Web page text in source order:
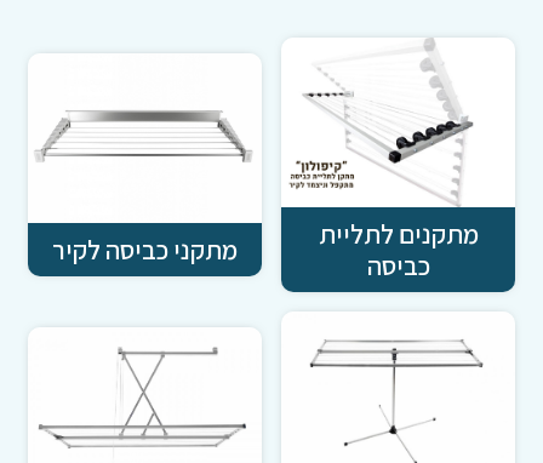
מתקנים לתליית
כביסה
מתקני כביסה לקיר